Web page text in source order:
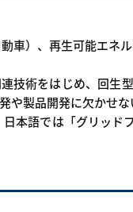
理念浸透の取
創立30周年
特設ページ
車）、再生可能エネ
技術をはじめ、回生
や製品開発に欠かせ
本語では「グリッド